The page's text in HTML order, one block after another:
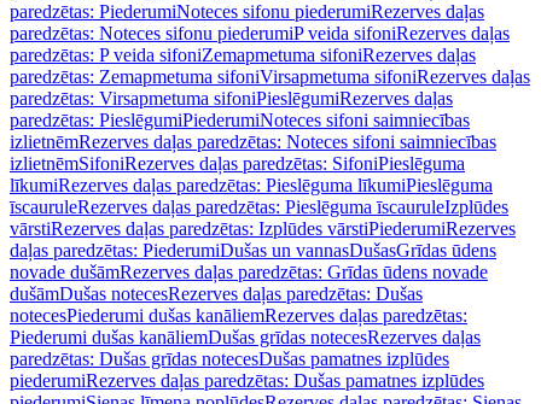
paredzētas: PiederumiNoteces sifonu piederumiRezerves daļas
paredzētas: Noteces sifonu piederumiP veida sifoniRezerves daļas
paredzētas: P veida sifoniZemapmetuma sifoniRezerves daļas
paredzētas: Zemapmetuma sifoniVirsapmetuma sifoniRezerves daļas
paredzētas: Virsapmetuma sifoniPieslēgumiRezerves daļas
paredzētas: PieslēgumiPiederumiNoteces sifoni saimniecības
izlietnēmRezerves daļas paredzētas: Noteces sifoni saimniecības
izlietnēmSifoniRezerves daļas paredzētas: SifoniPieslēguma
līkumiRezerves daļas paredzētas: Pieslēguma līkumiPieslēguma
īscauruleRezerves daļas paredzētas: Pieslēguma īscauruleIzplūdes
vārstiRezerves daļas paredzētas: Izplūdes vārstiPiederumiRezerves
daļas paredzētas: PiederumiDušas un vannasDušasGrīdas ūdens
novade dušāmRezerves daļas paredzētas: Grīdas ūdens novade
dušāmDušas notecesRezerves daļas paredzētas: Dušas
notecesPiederumi dušas kanāliemRezerves daļas paredzētas:
Piederumi dušas kanāliemDušas grīdas notecesRezerves daļas
paredzētas: Dušas grīdas notecesDušas pamatnes izplūdes
piederumiRezerves daļas paredzētas: Dušas pamatnes izplūdes